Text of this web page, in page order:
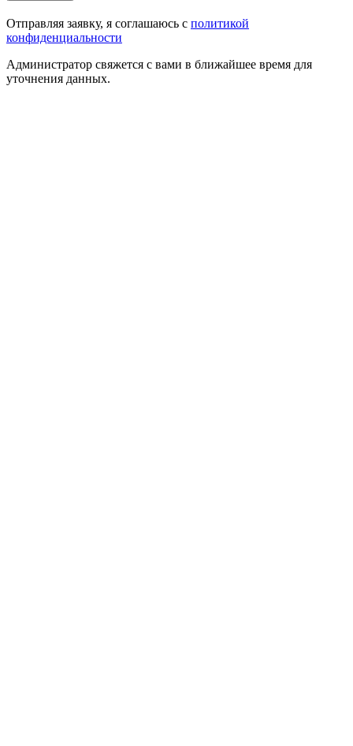
Отправляя заявку, я соглашаюсь с политикой
конфиденциальности
Администратор свяжется с вами в ближайшее время для
уточнения данных.